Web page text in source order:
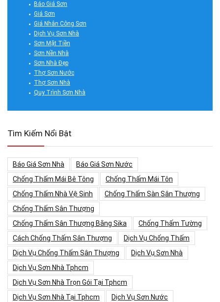
Báo Giá Sơn
Giá Sơn
Giá Nhân Công Sơn
Dịch Vụ Sơn Nhà
Sơn Mặt Tiền
Sơn Nền Nhà
Sơn Nhà Đẹp
Thợ Sơn Nước
Thợ Sơn Nhà
Quy Trình Sơn Nhà
Tìm Kiếm Nổi Bật
Báo Giá Sơn Nhà
Báo Giá Sơn Nước
Chống Thấm Mái Bê Tông
Chống Thấm Mái Tôn
Chống Thấm Nhà Vệ Sinh
Chống Thấm Sàn Sân Thượng
Chống Thấm Sân Thượng
Chống Thấm Sân Thượng Bằng Sika
Chống Thấm Tường
Cách Chống Thấm Sân Thượng
Dịch Vụ Chống Thấm
Dịch Vụ Chống Thấm Sân Thượng
Dịch Vụ Sơn Nhà
Dịch Vụ Sơn Nhà Tphcm
Dịch Vụ Sơn Nhà Trọn Gói Tại Tphcm
Dịch Vụ Sơn Nhà Tại Tphcm
Dịch Vụ Sơn Nước